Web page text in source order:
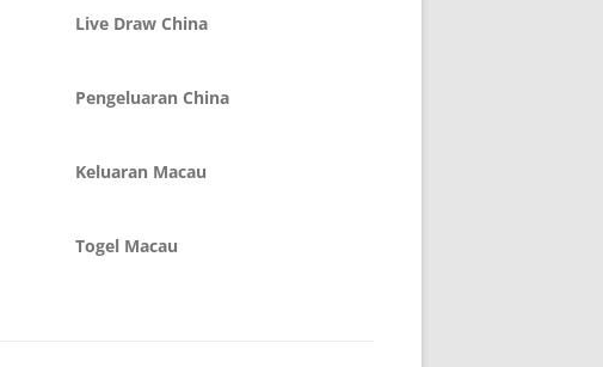
Live Draw China
Pengeluaran China
Keluaran Macau
Togel Macau